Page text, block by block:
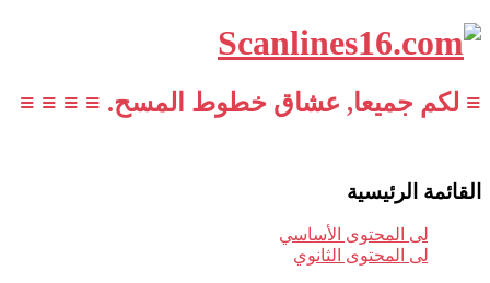
≡ لكم جميعا, عشاق خطوط المسح. ≡ ≡ ≡ ≡
القائمة الرئيسية
تخطي إلى المحتوى الأساسي
تخطي إلى المحتوى الثانوي